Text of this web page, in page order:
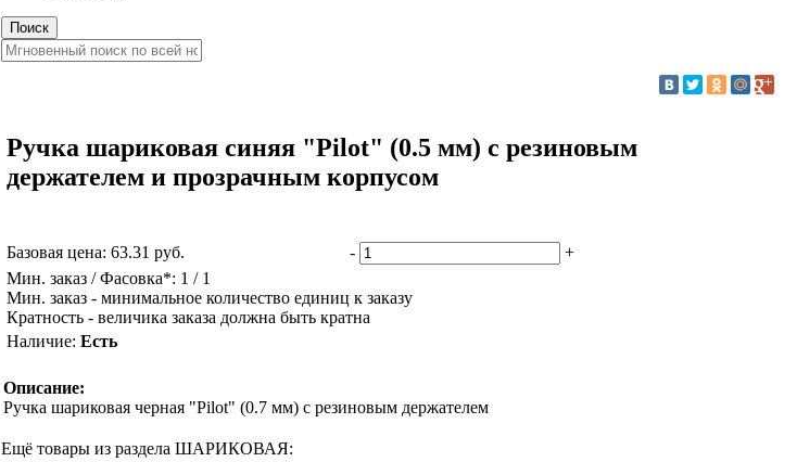
Ручка шариковая синяя "Pilot" (0.5 мм) с резиновым
держателем и прозрачным корпусом
Базовая цена: 63.31 руб. -
+
Мин. заказ / Фасовка*: 1 / 1
Мин. заказ - минимальное количество единиц к заказу
Кратность - величика заказа должна быть кратна
Наличие: Есть
Описание:
Ручка шариковая черная "Pilot" (0.7 мм) с резиновым держателем
Ещё товары из раздела ШАРИКОВАЯ: